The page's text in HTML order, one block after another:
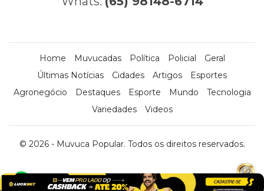
x
Home Muvucadas Política Policial
Geral
Últimas Notícias
Cidades Artigos
Esportes
Agronegócio
Destaques Esporte Mundo
Tecnologia
Variedades
Videos
© 2026 - Muvuca Popular. Todos os direitos reservados.